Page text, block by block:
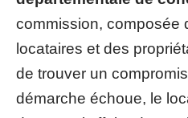
commission, composée
locataires et des
de trouver un
démarche échoue, le